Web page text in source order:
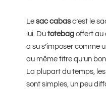
Le sac cabasc’est le
lui. Du totebagoffert au
a su s’imposer comme
au même titre qu’un
La plupart du temps,
sont simples, un peu